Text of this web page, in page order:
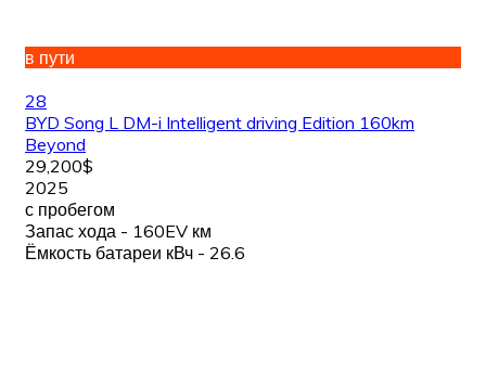
в пути
28
BYD Song L DM-i Intelligent driving Edition 160km
Beyond
29,200$
2025
с пробегом
Запас хода - 160EV км
Ёмкость батареи кВч - 26.6